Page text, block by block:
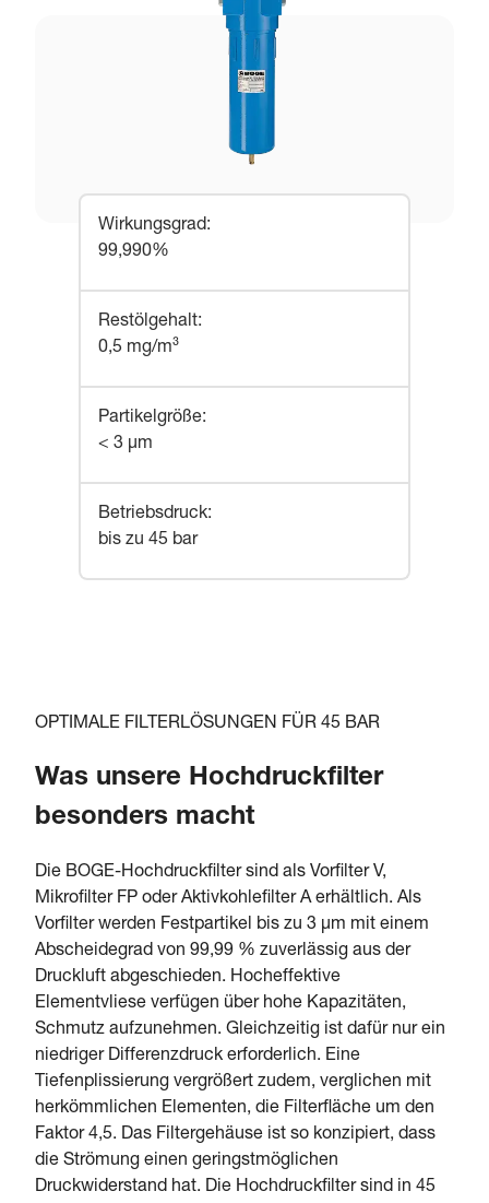
Wirkungsgrad:
99,990%
Restölgehalt:
0,5 mg/m³
Partikelgröße:
< 3 µm
Betriebsdruck:
bis zu 45 bar
OPTIMALE FILTERLÖSUNGEN FÜR 45 BAR
Was unsere Hochdruckfilter
besonders macht
Die BOGE-Hochdruckfilter sind als Vorfilter V,
Mikrofilter FP oder Aktivkohlefilter A erhältlich. Als
Vorfilter werden Festpartikel bis zu 3 μm mit einem
Abscheidegrad von 99,99 % zuverlässig aus der
Druckluft abgeschieden. Hocheffektive
Elementvliese verfügen über hohe Kapazitäten,
Schmutz aufzunehmen. Gleichzeitig ist dafür nur ein
niedriger Differenzdruck erforderlich. Eine
Tiefenplissierung vergrößert zudem, verglichen mit
herkömmlichen Elementen, die Filterfläche um den
Faktor 4,5. Das Filtergehäuse ist so konzipiert, dass
die Strömung einen geringstmöglichen
Druckwiderstand hat. Die Hochdruckfilter sind in 45